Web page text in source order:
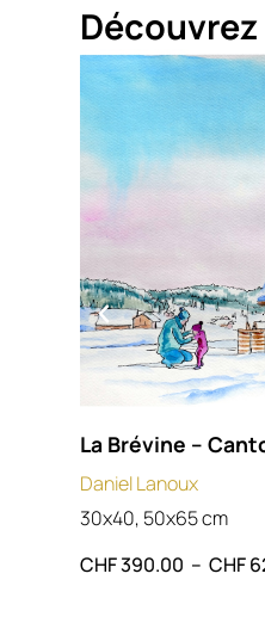
ENGLISH VERSION
The Foam
Michael Lefèvre
Technique
Acrylic on canvas
Contemporary abstract
Description
captures the raw
blues and dynamic textures,
waves, the power of water
La Brévine –
Daniel Lanoux
30x40, 50x65 cm
CHF390.00 – CHF